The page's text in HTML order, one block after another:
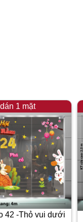
1 mặt
42 -Thỏ vui dưới